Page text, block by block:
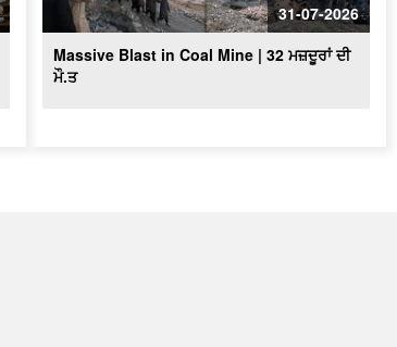
31-07-2026
Massive Blast in Coal Mine | 32 ਮਜ਼ਦੂਰਾਂ ਦੀ
ਮੌ.ਤ